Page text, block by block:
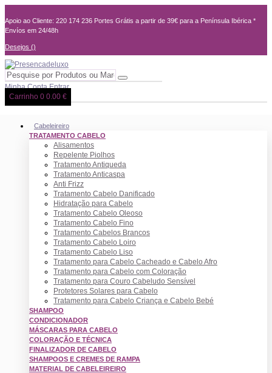
Apoio ao Cliente: 220 174 236 Portes Grátis a partir de 39€ para a Península Ibérica *
Envíos em 24/48h
Desejos ()
Minha Conta Entrar
Carrinho 0 0.00 €
Cabeleireiro
TRATAMENTO CABELO
Alisamentos
Repelente Piolhos
Tratamento Antiqueda
Tratamento Anticaspa
Anti Frizz
Tratamento Cabelo Danificado
Hidratação para Cabelo
Tratamento Cabelo Oleoso
Tratamento Cabelo Fino
Tratamento Cabelos Brancos
Tratamento Cabelo Loiro
Tratamento Cabelo Liso
Tratamento para Cabelo Cacheado e Cabelo Afro
Tratamento para Cabelo com Coloração
Tratamento para Couro Cabeludo Sensível
Protetores Solares para Cabelo
Tratamento para Cabelo Criança e Cabelo Bebé
SHAMPOO
CONDICIONADOR
MÁSCARAS PARA CABELO
COLORAÇÃO E TÉCNICA
FINALIZADOR DE CABELO
SHAMPOOS E CREMES DE RAMPA
MATERIAL DE CABELEIREIRO